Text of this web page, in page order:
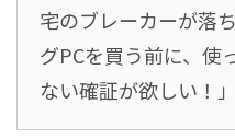
宅のブレーカーが落
グPCを買う前に、使
ない確証が欲しい！」